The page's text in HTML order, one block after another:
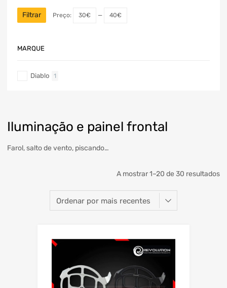
Iluminação e painel frontal
Farol, salto de vento, piscando…
A mostrar 1–20 de 30 resultados
Filtrar Preço: 30€ — 40€
MARQUE
Diablo 1